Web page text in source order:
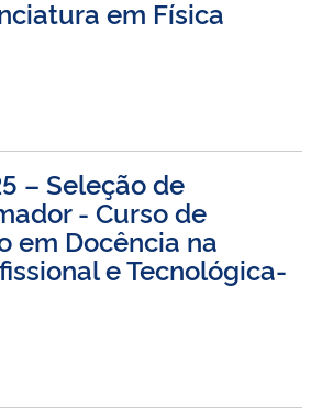
em Física
– Seleção de
- Curso de
em Docência na
e Tecnológica-